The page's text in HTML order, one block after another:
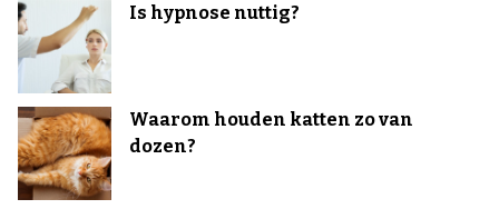
Is hypnose nuttig?
Waarom houden katten zo van
dozen?